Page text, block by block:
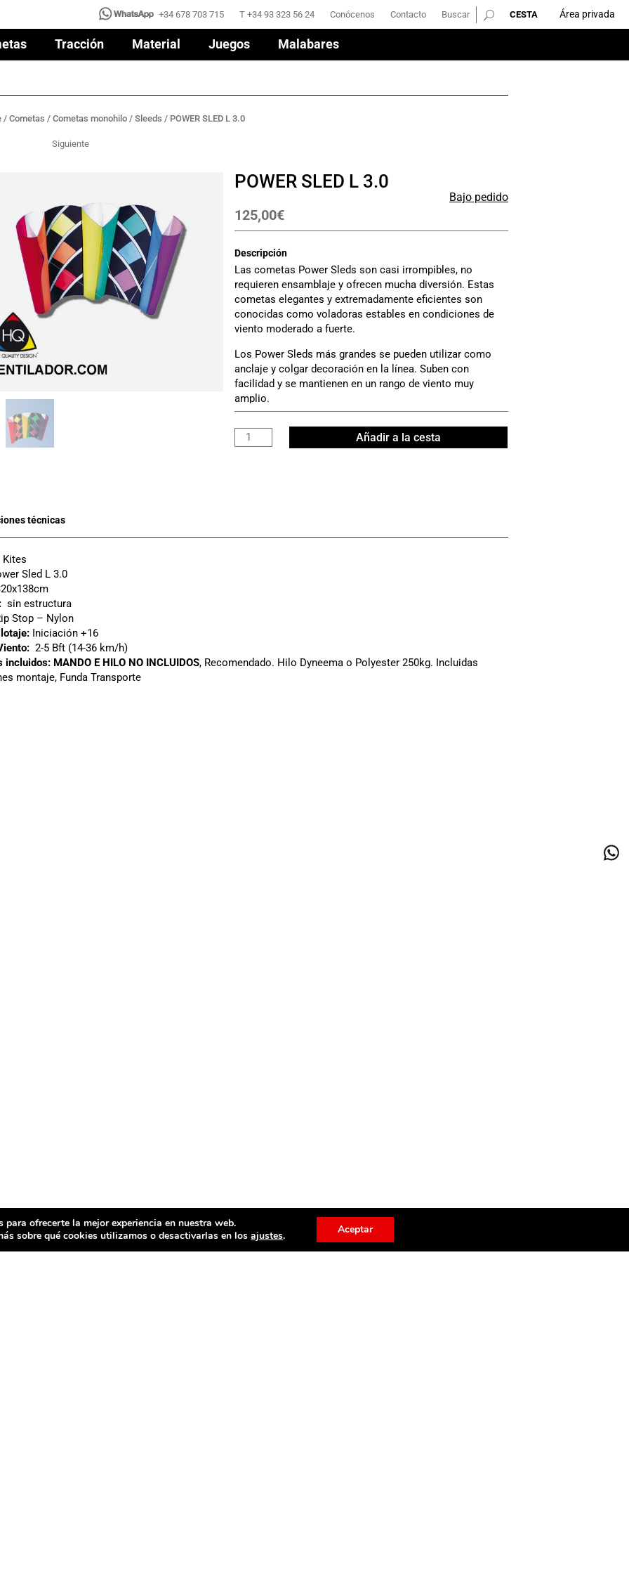
+34 678 703 715 T +34 93 323 56 24 Conócenos Contacto Buscar Área privada
Tracción Material Juegos Malabares
+34 678 703 715 T +34 93 323 56 24 Conócenos Contacto Buscar Área privada
Tracción Material Juegos Malabares
/ Cometas / Cometas monohilo / Sleeds / POWER SLED L 3.0
Siguiente
POWER SLED L 3.0
125,00€
Bajo pedido
Descripción
Las cometas Power Sleds son casi irrompibles, no
requieren ensamblaje y ofrecen mucha diversión. Estas
cometas elegantes y extremadamente eficientes son
conocidas como voladoras estables en condiciones de
viento moderado a fuerte.
Los Power Sleds más grandes se pueden utilizar como
anclaje y colgar decoración en la línea. Suben con
facilidad y se mantienen en un rango de viento muy
amplio.
Mando e hilo NO INCLUIDOS
COMETA BAJO PEDIDO. CONSULTAR DISPONIBILIDAD Y
POWER
SLED
Añadir a la cesta
Sled L 3.0
sin estructura
Stop – Nylon
Iniciación +16
2-5 Bft (14-36 km/h)
incluidos: MANDO E HILO NO INCLUIDOS, Recomendado. Hilo Dyneema o Polyester 250kg. Incluidas
montaje, Funda Transporte
para ofrecerte la mejor experiencia en nuestra web.
sobre qué cookies utilizamos o desactivarlas en losajustes. Aceptar